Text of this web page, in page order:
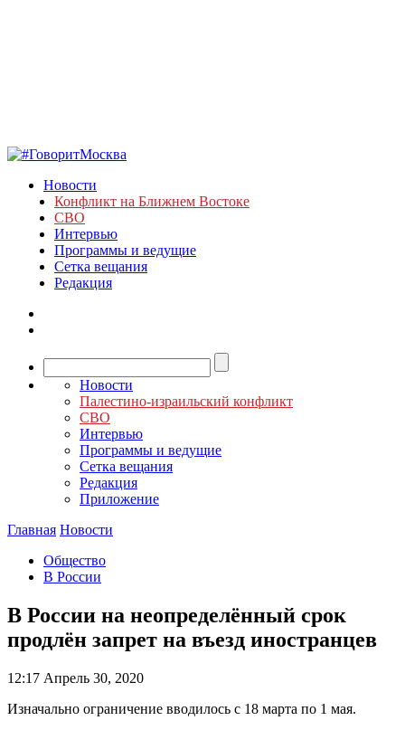
Новости
Конфликт на Ближнем Востоке
СВО
Интервью
Программы и ведущие
Сетка вещания
Редакция
Новости
Палестино-израильский конфликт
СВО
Интервью
Программы и ведущие
Сетка вещания
Редакция
Приложение
Главная Новости
Общество
В России
В России на неопределённый срок
продлён запрет на въезд иностранцев
12:17 Апрель 30, 2020
Изначально ограничение вводилось с 18 марта по 1 мая.